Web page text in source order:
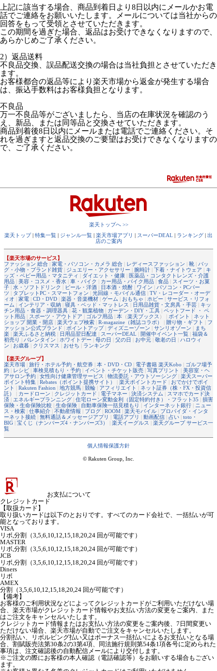
上記に該当する場合、商品到着日より8日以内にメールかお電
話でご連絡をお願いいたします。メールについては当社からの
回答をもって受領とさせていただきます。
この期間を過ぎた場合、返品はお受けできなくなりますので、
あらかじめご了承ください。
2）返品送料
不良品交換、誤品配送交換の場合は当社負担とさせていただき
ます。
お客様都合の返品等により楽天市場から返金が発生する場合
は、振込手数料はお客様負担となります。
不良品
万一不良品等がございましたら、当店の在庫状況を確認のう
え、新品、または同等品と交換させていただきます。
商品到着後8日以内にメールまたは電話でご連絡ください。そ
れを過ぎますと返品交換のご要望はお受けできなくなりますの
で、ご了承ください。
楽天トップへ >>
楽天トップ| 特集一覧 | ジャンル一覧 | 楽天市場アプリ | スーパーDEAL | ランキング | 出
店のご案内
【楽天市場のサービス】
ファッション 総合 | 家電・パソコン・カメラ 総合 | レディースファッション | 靴 | バッ
グ・小物・ブランド雑貨 | ジュエリー・アクセサリー | 腕時計 | 下着・ナイトウェア | キ
ッズ・ベビー用品・マタニティ | ダイエット・健康 | 医薬品・コンタクトレンズ・介護
用品 | 美容・コスメ・香水 | 車・バイク | カー用品・バイク用品 | 食品 | スイーツ・お菓
子 | 水・ソフトドリンク | ビール・洋酒 | 日本酒・焼酎 | ワイン | パソコン・PCパー
ツ | タブレットPC・スマートフォン | 光回線・モバイル通信 | TV・レコーダー・オーデ
ィオ | 家電 | CD・DVD | 楽器・音楽機材 | ゲーム | おもちゃ | ホビー | サービス・リフォ
ーム | インテリア・収納 | 寝具・ベッド・マットレス | 日用品雑貨・文房具・手芸 | キッ
チン用品・食器・調理器具 | 花・観葉植物 | ガーデン・DIY・工具 | ペットフード ・ ペ
ット用品 | スポーツ・アウトドア | ゴルフ用品 | 本 （楽天ブックス ） | ポイント | ネット
ショップ 開業・開店 | 楽天ウェブ検索 | R-magazine（雑誌コラボ） | 贈り物・ギフト | フ
ァッション公式ブランド | ポイントアップ| ディズニーゾーン | サンリオゾーン | まち
楽 | 楽天ふるさと納税 | 日用品翌日配達 | スーパーDEAL | 開催中イベント一覧 | 福袋＆
初売り | バレンタイン | ホワイトデー | 母の日 | 父の日 | お中元 | 敬老の日 | ハロウィ
ン | お歳暮 | クリスマス | おせち | ランキング
【楽天グループ】
楽天市場 | 旅行・ホテル予約・航空券 | 本・DVD・CD | 電子書籍 楽天Kobo | ゴルフ場予
約 | レシピ | 車検見積もり・予約 | イベント・チケット販売 | 写真プリント | 美容室・ヘ
アサロン予約 | 女性向け健康管理サービス | 物流委託・アウトソーシング | 楽天スーパー
ポイント特集 | Rebates（ポイント提携サイト） | 楽天ポイントカード | おでかけでポイ
ント | Rakuten Fashion | 地方競馬 | 競輪 | アフィリエイト | ネット証券（株・FX・投資信
託）
| カードローン | クレジットカード | 電子マネー | 決済システム | スマホでカード決
済 | エネルギープランニング | 住宅ローン変動金利（固定特約付き）・フラット35 | 損害
保険・生命保険比較 | 生命保険 | 自動車保険一括見積もり | インターネット銀行 | ニュー
ス・検索 | 仕事紹介 | 不動産情報 | ブログ | ROOM | 楽天モバイル | プロバイダ・インタ
ーネット接続 | 無料通話＆メッセージアプリ | 電話アプリ | 動画配信 | 占い | toto・
BIG | 宝くじ（ナンバーズ4・ナンバーズ3） | 楽天イーグルス | 楽天グループ サービス一
覧
個人情報保護方針
© Rakuten Group, Inc.
お支払について
クレジットカード
【取扱カード】
取り扱いカードは以下のとおりです。すべてのカード会社で、一括払いが可
能となっております。
VISA
リボ,分割（3,5,6,10,12,15,18,20,24 回が可能です）
MASTER
リボ,分割（3,5,6,10,12,15,18,20,24 回が可能です）
JCB
リボ,分割（3,5,6,10,12,15,18,20,24 回が可能です）
Diners
リボ
AMEX
分割（3,5,6,10,12,15,18,20,24 回が可能です）
【備考】
お客様のご利用状況などによってクレジットカードがご利用いただけない場
合、楽天市場がクレジットカード情報やお支払い方法の変更をご案内、また
はご注文をキャンセルいたします。
クレジットカード情報またはお支払い方法の変更をご案内後、7日間変更い
ただけない場合、楽天市場が自動でご注文をキャンセルいたします。
分割払い、リボルビング払い又はボーナス一括払いによるお支払いとなる場
合、割賦販売法第30条2の3第4項、同法施行規則第54条1項各号に定められた
事項は、注文確認後の自動配信メールにより交付します。
※ご注文の際にお客様の本人確認（電話確認等）をお願いする場合もござい
ます。